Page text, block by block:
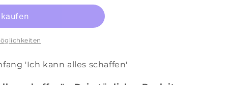
'Ich kann alles schaffen'